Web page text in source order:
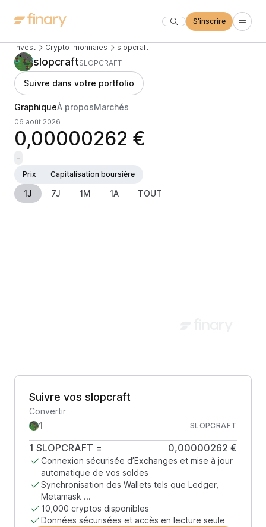
S'inscrire
Invest Crypto-monnaies slopcraft
slopcraftSLOPCRAFT
Suivre dans votre portfolio
GraphiqueÀ proposMarchés
06 août 2026
0,00000262 €
-
Prix
Capitalisation boursière
1J 7J 1M 1A TOUT
Suivre vos slopcraft
Convertir
SLOPCRAFT
1 SLOPCRAFT = 0,00000262 €
Connexion sécurisée d’Exchanges et mise à jour
automatique de vos soldes
Synchronisation des Wallets tels que Ledger,
Metamask ...
10,000 cryptos disponibles
Données sécurisées et accès en lecture seule